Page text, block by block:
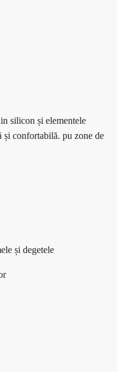
silicon și elementele
și confortabilă. pu zone de
și degetele